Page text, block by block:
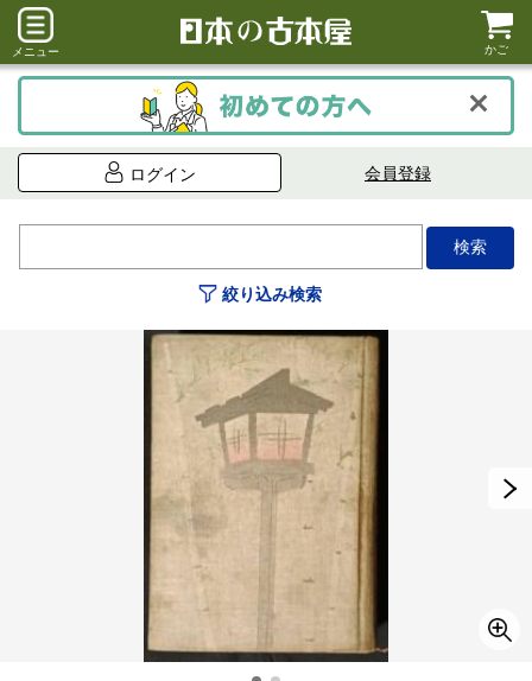
メニュー かご
ログイン 会員登録
絞り込み検索